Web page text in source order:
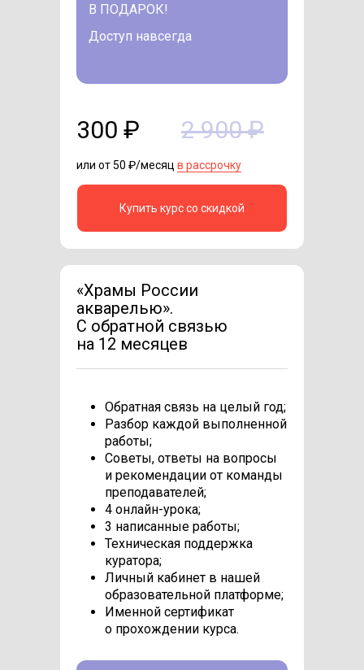
или от 50 ₽/месяц в рассрочку
2 900 ₽
300 ₽
Купить курс со скидкой
В ПОДАРОК!
Доступ навсегда
Обратная связь на целый год;
Разбор каждой выполненной
работы;
Советы, ответы на вопросы
и рекомендации от команды
преподавателей;
4 онлайн-урока;
3 написанные работы;
Техническая поддержка
куратора;
Личный кабинет в нашей
образовательной платформе;
Именной сертификат
о прохождении курса.
«Храмы России
акварелью».
C обратной связью
на 12 месяцев